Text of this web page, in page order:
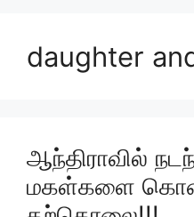
daughter
ஆந்திராவில்
மகள்களை